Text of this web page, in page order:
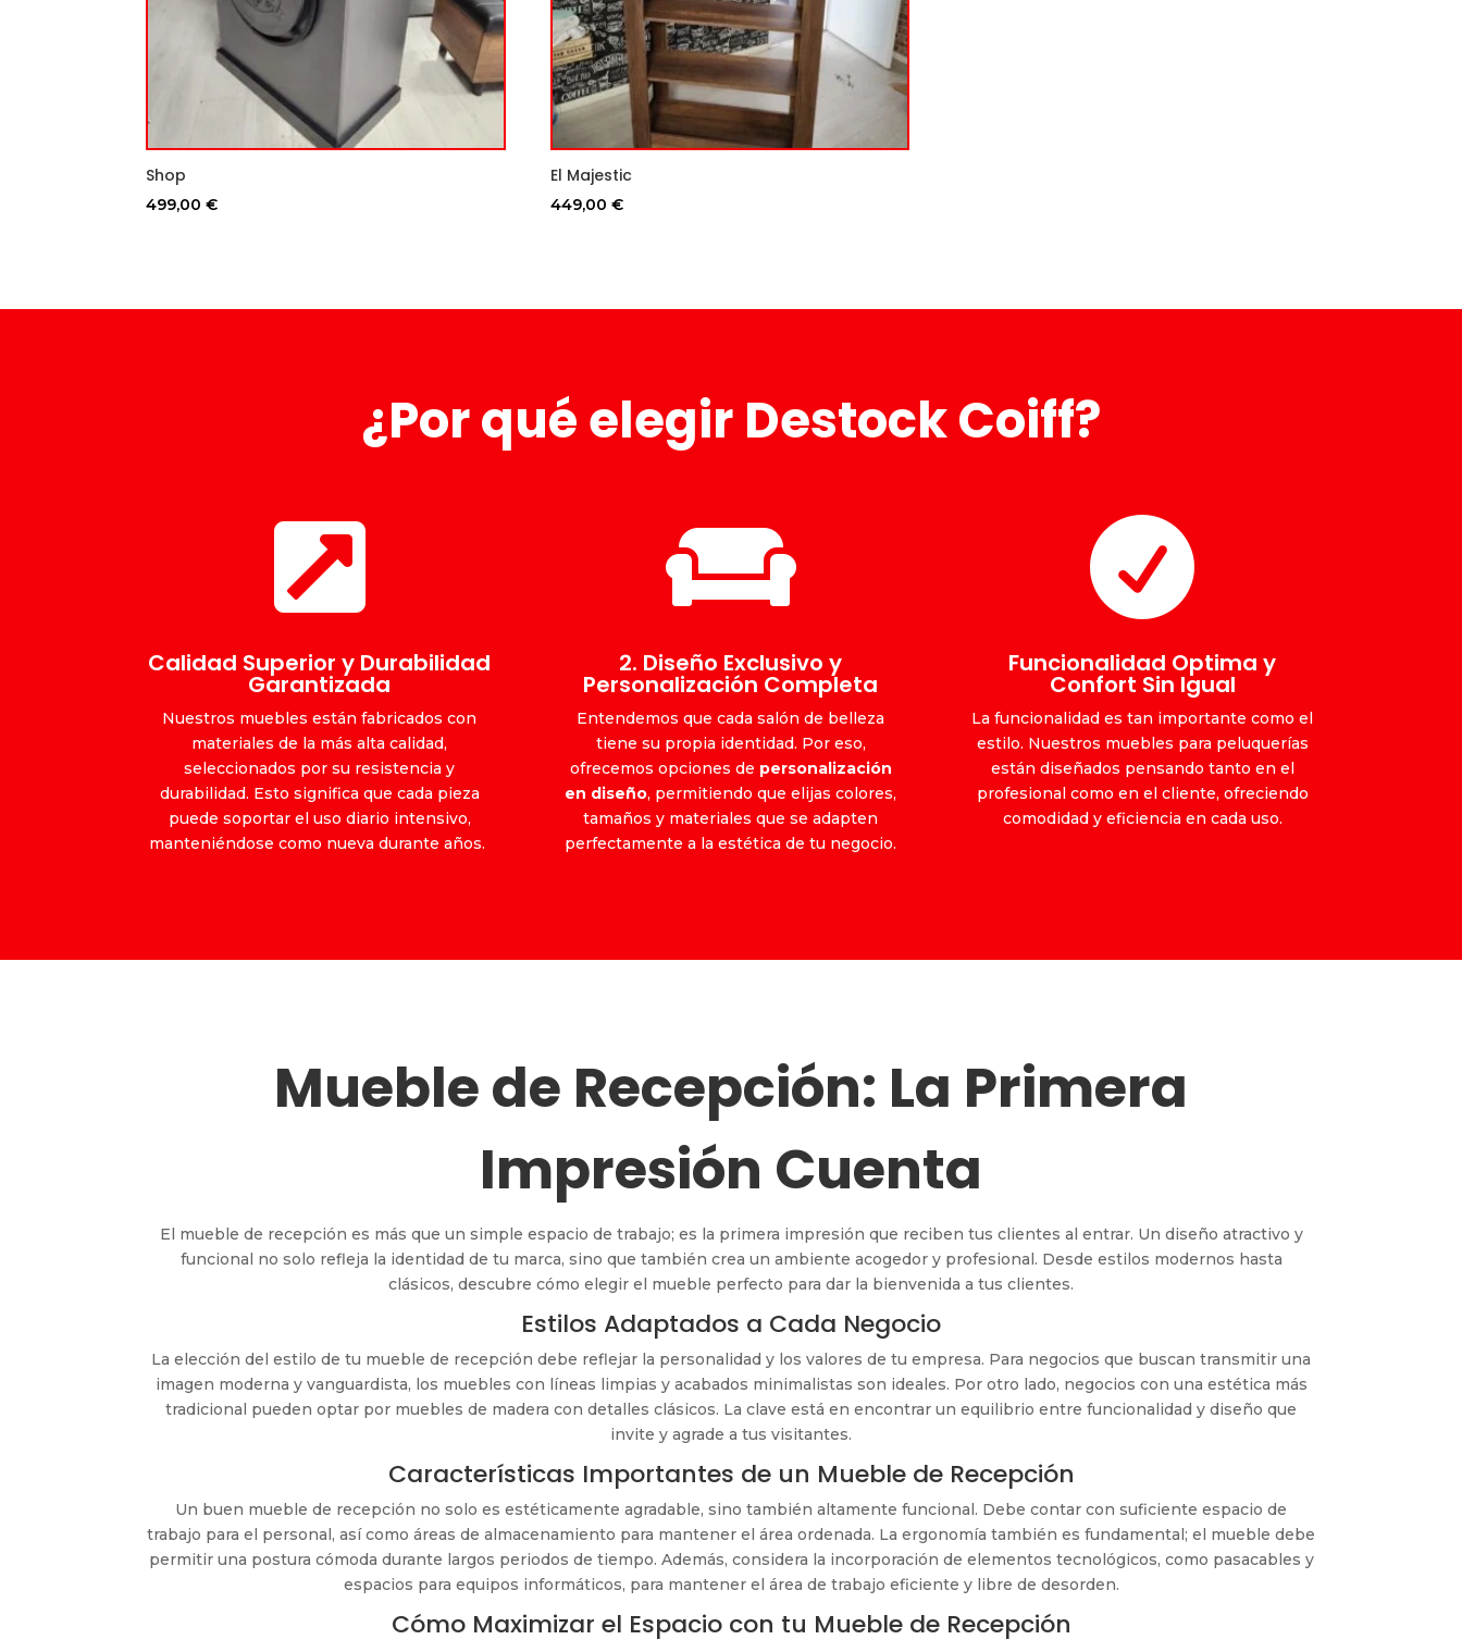
Shop
499,00€
El Majestic
449,00 €
¿Por qué elegir Destock Coiff?

Calidad Superior y Durabilidad
Garantizada
Nuestros muebles están fabricados con
materiales de la más alta calidad,
seleccionados por su resistencia y
durabilidad. Esto significa que cada pieza
puede soportar el uso diario intensivo,
manteniéndose como nueva durante años.

2. Diseño Exclusivo y
Personalización Completa
Entendemos que cada salón de belleza
tiene su propia identidad. Por eso,
ofrecemos opciones de personalización
en diseño, permitiendo que elijas colores,
tamaños y materiales que se adapten
perfectamente a la estética de tu negocio.

Funcionalidad Optima y
Confort Sin Igual
La funcionalidad es tan importante como el
estilo. Nuestros muebles para peluquerías
están diseñados pensando tanto en el
profesional como en el cliente, ofreciendo
comodidad y eficiencia en cada uso.
Mueble de Recepción: La Primera
Impresión Cuenta
El mueble de recepción es más que un simple espacio de trabajo; es la primera impresión que reciben tus clientes al entrar. Un diseño atractivo y
funcional no solo refleja la identidad de tu marca, sino que también crea un ambiente acogedor y profesional. Desde estilos modernos hasta
clásicos, descubre cómo elegir el mueble perfecto para dar la bienvenida a tus clientes.
Estilos Adaptados a Cada Negocio
La elección del estilo de tu mueble de recepción debe reflejar la personalidad y los valores de tu empresa. Para negocios que buscan transmitir una
imagen moderna y vanguardista, los muebles con líneas limpias y acabados minimalistas son ideales. Por otro lado, negocios con una estética más
tradicional pueden optar por muebles de madera con detalles clásicos. La clave está en encontrar un equilibrio entre funcionalidad y diseño que
invite y agrade a tus visitantes.
Características Importantes de un Mueble de Recepción
Un buen mueble de recepción no solo es estéticamente agradable, sino también altamente funcional. Debe contar con suficiente espacio de
trabajo para el personal, así como áreas de almacenamiento para mantener el área ordenada. La ergonomía también es fundamental; el mueble debe
permitir una postura cómoda durante largos periodos de tiempo. Además, considera la incorporación de elementos tecnológicos, como pasacables y
espacios para equipos informáticos, para mantener el área de trabajo eficiente y libre de desorden.
Cómo Maximizar el Espacio con tu Mueble de Recepción